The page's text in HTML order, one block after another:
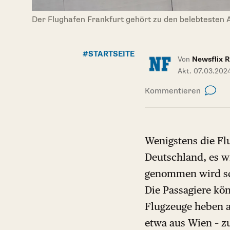
Der Flughafen Frankfurt gehört zu den
#STARTSEITE
Von Newsflix
Akt.
Kommentieren
Wenigstens die
Deutschland, es
genommen wird
Die Passagiere
Flugzeuge heben
etwa aus Wien –